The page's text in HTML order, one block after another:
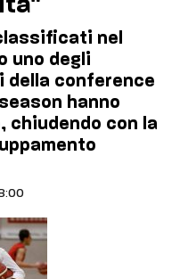
nel
uno degli
della conference
hanno
chiudendo con la